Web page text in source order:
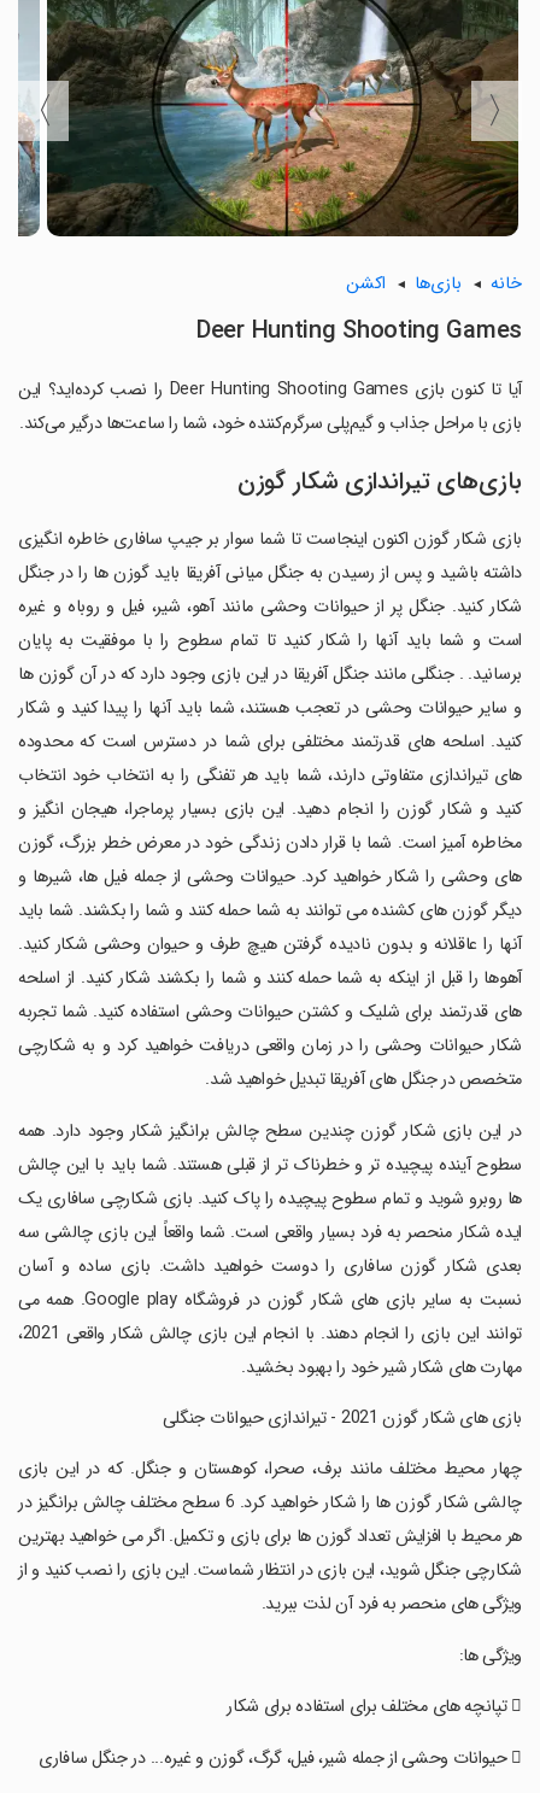
〈
〉
خانه بازی‌ها اکشن
Deer Hunting Shooting Games
آیا تا کنون بازی Deer Hunting Shooting Games را نصب کرده‌اید؟ این
بازی با مراحل جذاب و گیم‌پلی سرگرم‌کننده خود، شما را ساعت‌ها درگیر می‌کند.
بازی‌های تیراندازی شکار گوزن
بازی شکار گوزن اکنون اینجاست تا شما سوار بر جیپ سافاری خاطره انگیزی
داشته باشید و پس از رسیدن به جنگل میانی آفریقا باید گوزن ها را در جنگل
شکار کنید. جنگل پر از حیوانات وحشی مانند آهو، شیر، فیل و روباه و غیره
است و شما باید آنها را شکار کنید تا تمام سطوح را با موفقیت به پایان
برسانید. . جنگلی مانند جنگل آفریقا در این بازی وجود دارد که در آن گوزن ها
و سایر حیوانات وحشی در تعجب هستند، شما باید آنها را پیدا کنید و شکار
کنید. اسلحه های قدرتمند مختلفی برای شما در دسترس است که محدوده
های تیراندازی متفاوتی دارند، شما باید هر تفنگی را به انتخاب خود انتخاب
کنید و شکار گوزن را انجام دهید. این بازی بسیار پرماجرا، هیجان انگیز و
مخاطره آمیز است. شما با قرار دادن زندگی خود در معرض خطر بزرگ، گوزن
های وحشی را شکار خواهید کرد. حیوانات وحشی از جمله فیل ها، شیرها و
دیگر گوزن های کشنده می توانند به شما حمله کنند و شما را بکشند. شما باید
آنها را عاقلانه و بدون نادیده گرفتن هیچ طرف و حیوان وحشی شکار کنید.
آهوها را قبل از اینکه به شما حمله کنند و شما را بکشند شکار کنید. از اسلحه
های قدرتمند برای شلیک و کشتن حیوانات وحشی استفاده کنید. شما تجربه
شکار حیوانات وحشی را در زمان واقعی دریافت خواهید کرد و به شکارچی
متخصص در جنگل های آفریقا تبدیل خواهید شد.
‏در این بازی شکار گوزن چندین سطح چالش برانگیز شکار وجود دارد. همه
سطوح آینده پیچیده تر و خطرناک تر از قبلی هستند. شما باید با این چالش
ها روبرو شوید و تمام سطوح پیچیده را پاک کنید. بازی شکارچی سافاری یک
ایده شکار منحصر به فرد بسیار واقعی است. شما واقعاً این بازی چالشی سه
بعدی شکار گوزن سافاری را دوست خواهید داشت. بازی ساده و آسان
نسبت به سایر بازی های شکار گوزن در فروشگاه Google play. همه می
توانند این بازی را انجام دهند. با انجام این بازی چالش شکار واقعی 2021،
مهارت های شکار شیر خود را بهبود بخشید.
‏بازی های شکار گوزن 2021 - تیراندازی حیوانات جنگلی
‏چهار محیط مختلف مانند برف، صحرا، کوهستان و جنگل. که در این بازی
چالشی شکار گوزن ها را شکار خواهید کرد. 6 سطح مختلف چالش برانگیز در
هر محیط با افزایش تعداد گوزن ها برای بازی و تکمیل. اگر می خواهید بهترین
شکارچی جنگل شوید، این بازی در انتظار شماست. این بازی را نصب کنید و از
ویژگی های منحصر به فرد آن لذت ببرید.
‏ویژگی ها: